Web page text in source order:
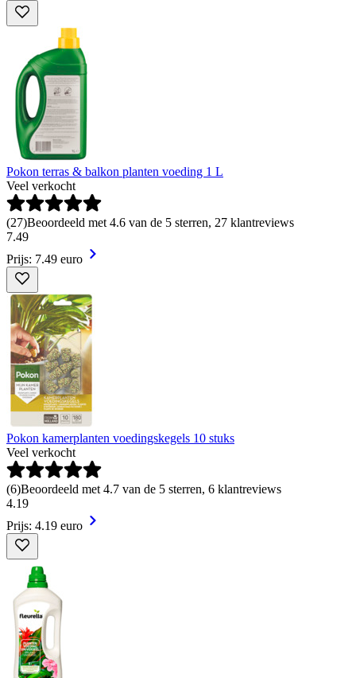
Pokon terras & balkon planten voeding 1 L
Veel verkocht
(27)Beoordeeld met 4.6 van de 5 sterren, 27 klantreviews
7.49
Prijs: 7.49 euro
Pokon kamerplanten voedingskegels 10 stuks
Veel verkocht
(6)Beoordeeld met 4.7 van de 5 sterren, 6 klantreviews
4.19
Prijs: 4.19 euro